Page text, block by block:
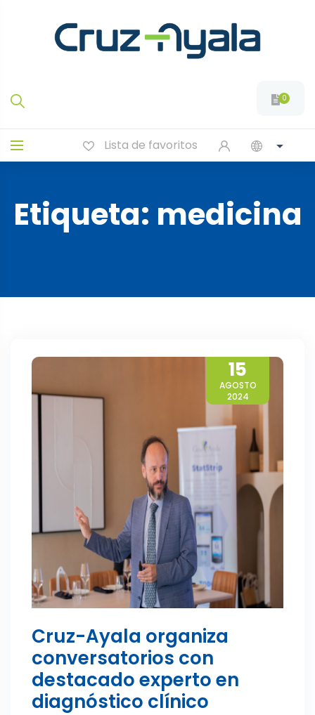
0
Lista de favoritos
Etiqueta: medicina
15
AGOSTO
2024
Cruz-Ayala organiza
conversatorios con
destacado experto en
diagnóstico clínico